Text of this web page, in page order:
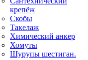
крепёж
Скобы
Такелаж
Химический анкер
Хомуты
Шурупы шестиган.